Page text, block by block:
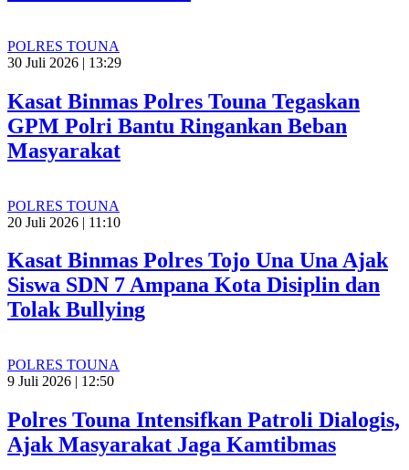
POLRES TOUNA
30 Juli 2026 | 13:29
Kasat Binmas Polres Touna Tegaskan
GPM Polri Bantu Ringankan Beban
Masyarakat
POLRES TOUNA
20 Juli 2026 | 11:10
Kasat Binmas Polres Tojo Una Una Ajak
Siswa SDN 7 Ampana Kota Disiplin dan
Tolak Bullying
POLRES TOUNA
9 Juli 2026 | 12:50
Polres Touna Intensifkan Patroli Dialogis,
Ajak Masyarakat Jaga Kamtibmas